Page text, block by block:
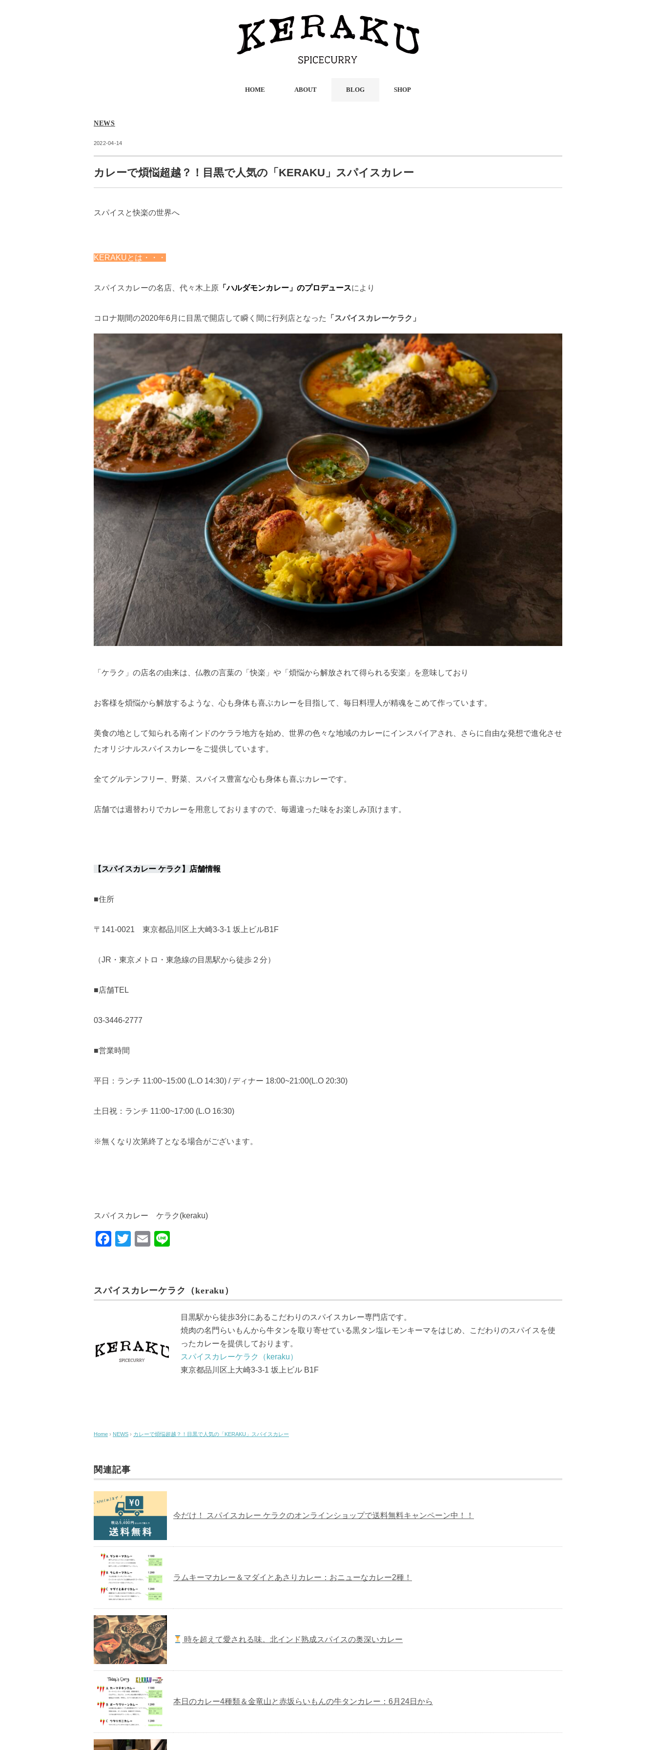
HOME ABOUT BLOG SHOP
NEWS
2022-04-14
カレーで煩悩超越？！目黒で人気の「KERAKU」スパイスカレー
スパイスと快楽の世界へ
KERAKUとは・・・
スパイスカレーの名店、代々木上原 「ハルダモンカレー」のプロデュースにより
コロナ期間の2020年6月に目黒で開店して瞬く間に行列店となった 「スパイスカレーケラク」
「ケラク」の店名の由来は、仏教の言葉の「快楽」や「煩悩から解放されて得られる安楽」を意味しており
お客様を煩悩から解放するような、心も身体も喜ぶカレーを目指して、毎日料理人が精魂をこめて作っています。
美食の地として知られる南インドのケララ地方を始め、世界の色々な地域のカレーにインスパイアされ、さらに自由な発想で進化させ
たオリジナルスパイスカレーをご提供しています。
全てグルテンフリー、野菜、スパイス豊富な心も身体も喜ぶカレーです。
店舗では週替わりでカレーを用意しておりますので、毎週違った味をお楽しみ頂けます。
【スパイスカレー ケラク】店舗情報
■住所
〒141-0021 東京都品川区上大崎3-3-1 坂上ビルB1F
（JR・東京メトロ・東急線の目黒駅から徒歩２分）
■店舗TEL
03-3446-2777
■営業時間
平日：ランチ 11:00~15:00 (L.O 14:30) / ディナー 18:00~21:00(L.O 20:30)
土日祝：ランチ 11:00~17:00 (L.O 16:30)
※無くなり次第終了となる場合がございます。
スパイスカレー ケラク(keraku)
F
e
b
k
T
er
E
スパイスカレーケラク（keraku）
目黒駅から徒歩3分にあるこだわりのスパイスカレー専門店です。
焼肉の名門らいもんから牛タンを取り寄せている黒タン塩レモンキーマをはじめ、こだわりのスパイスを使
ったカレーを提供しております。
スパイスカレーケラク（keraku）
東京都品川区上大崎3-3-1 坂上ビル B1F
Home › NEWS › カレーで煩悩超越？！目黒で人気の「KERAKU」スパイスカレー
関連記事
今だけ！ スパイスカレー ケラクのオンラインショップで送料無料キャンペーン中！！
ラムキーマカレー＆マダイとあさりカレー：おニューなカレー2種！
時を超えて愛される味。北インド熟成スパイスの奥深いカレー
本日のカレー4種類＆金竜山と赤坂らいもんの牛タンカレー：6月24日から